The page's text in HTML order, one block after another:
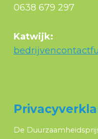
0638 679 297
Katwijk:
De